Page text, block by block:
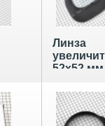
Линза
52x52 мм